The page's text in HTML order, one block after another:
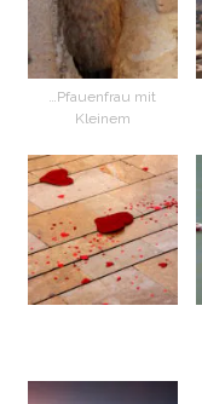
…Pfauenfrau mit
Kleinem